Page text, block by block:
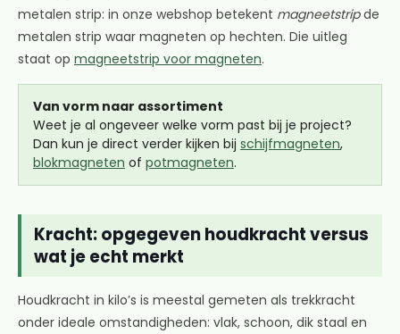
metalen strip: in onze webshop betekent magneetstripde
metalen strip waar magneten op hechten. Die uitleg
staat op magneetstrip voor magneten.
Van vorm naar assortiment
Weet je al ongeveer welke vorm past bij je project?
Dan kun je direct verder kijken bij schijfmagneten,
blokmagneten of potmagneten.
Kracht: opgegeven houdkracht versus
wat je echt merkt
Houdkracht in kilo’s is meestal gemeten als trekkracht
onder ideale omstandigheden: vlak, schoon, dik staal en